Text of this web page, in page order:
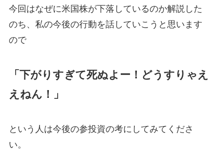
今回はなぜに米国株が下落しているのか解説した
のち、私の今後の行動を話していこうと思います
ので
「下がりすぎて死ぬよー！どうすりゃえ
えねん！」
という人は今後の参投資の考にしてみてくださ
い。